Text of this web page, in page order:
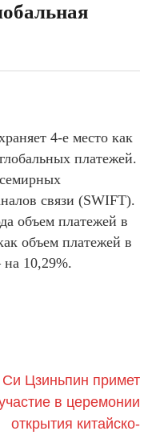
4-е место как
платежей.
связи (SWIFT).
объем платежей в
объем платежей в
на 10,29%.
Си Цзиньпин примет
в церемонии
открытия китайско-